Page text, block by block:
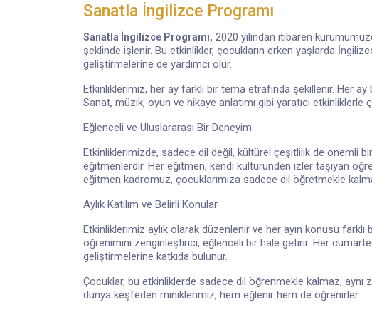
Sanatla İngilizce Programı
Sanatla İngilizce Programı, 2020 yılından itibaren
şeklinde işlenir. Bu etkinlikler, çocukların erken yaşlarda
geliştirmelerine de yardımcı olur.
Etkinliklerimiz, her ay farklı bir tema etrafında şekillenir. Her
Sanat, müzik, oyun ve hikaye anlatımı gibi yaratıcı
Eğlenceli ve Uluslararası Bir Deneyim
Etkinliklerimizde, sadece dil değil, kültürel çeşitlilik de önemli
eğitmenlerdir. Her eğitmen, kendi kültüründen izler taşıyan
eğitmen kadromuz, çocuklarımıza sadece dil öğretmekle
Aylık Katılım ve Belirli Konular
Etkinliklerimiz aylık olarak düzenlenir ve her ayın konusu
öğrenimini zenginleştirici, eğlenceli bir hale getirir. Her
geliştirmelerine katkıda bulunur.
Çocuklar, bu etkinliklerde sadece dil öğrenmekle kalmaz,
dünya keşfeden miniklerimiz, hem eğlenir hem de öğrenirler.